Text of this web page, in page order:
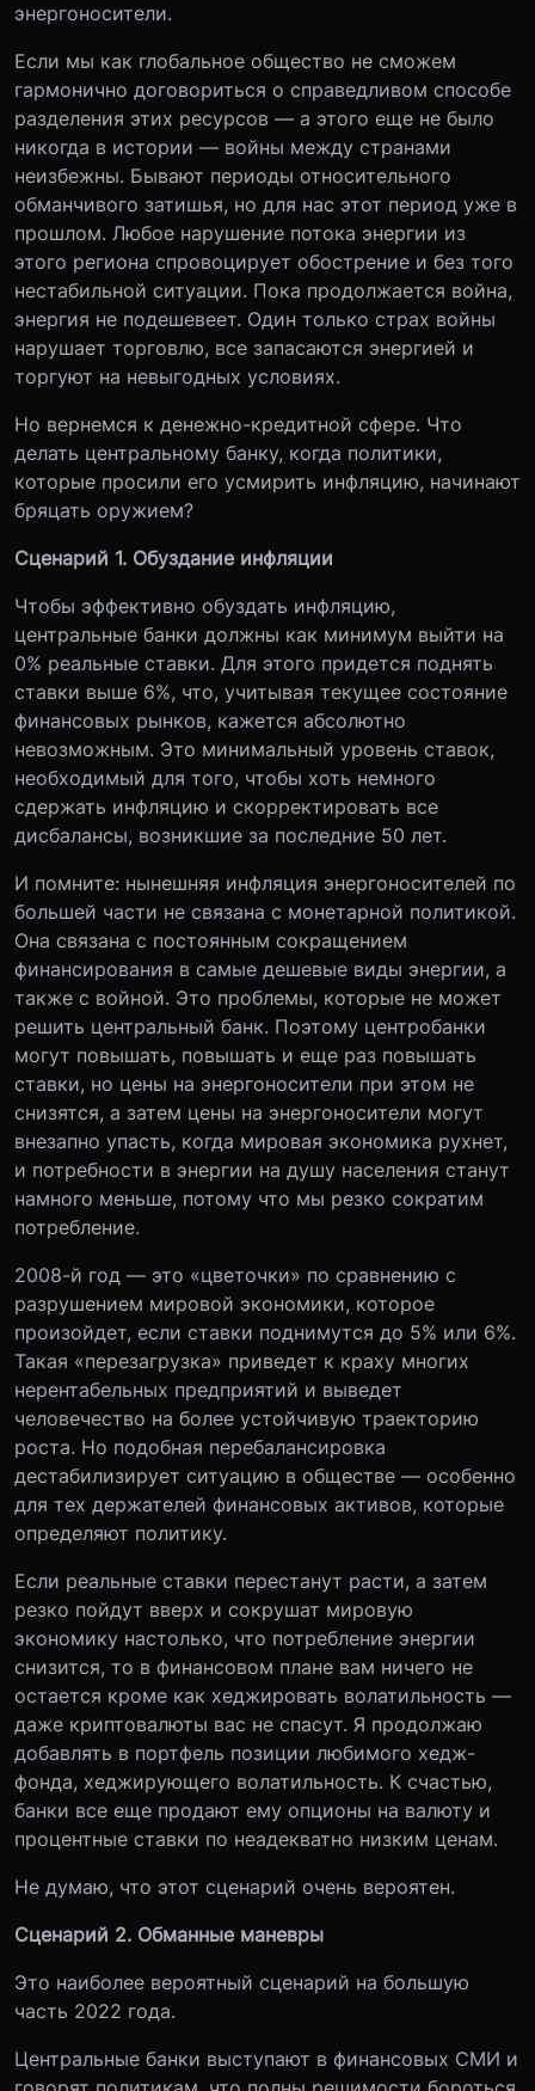
энергоносители.
Если мы как глобальное общество не сможем
гармонично договориться о справедливом способе
разделения этих ресурсов — а этого еще не было
никогда в истории — войны между странами
неизбежны. Бывают периоды относительного
обманчивого затишья, но для нас этот период уже в
прошлом. Любое нарушение потока энергии из
этого региона спровоцирует обострение и без того
нестабильной ситуации. Пока продолжается война,
энергия не подешевеет. Один только страх войны
нарушает торговлю, все запасаются энергией и
торгуют на невыгодных условиях.
Но вернемся к денежно-кредитной сфере. Что
делать центральному банку, когда политики,
которые просили его усмирить инфляцию, начинают
бряцать оружием?
Сценарий 1. Обуздание инфляции
Чтобы эффективно обуздать инфляцию,
центральные банки должны как минимум выйти на
0% реальные ставки. Для этого придется поднять
ставки выше 6%, что, учитывая текущее состояние
финансовых рынков, кажется абсолютно
невозможным. Это минимальный уровень ставок,
необходимый для того, чтобы хоть немного
сдержать инфляцию и скорректировать все
дисбалансы, возникшие за последние 50 лет.
И помните: нынешняя инфляция энергоносителей по
большей части не связана с монетарной политикой.
Она связана с постоянным сокращением
финансирования в самые дешевые виды энергии, а
также с войной. Это проблемы, которые не может
решить центральный банк. Поэтому центробанки
могут повышать, повышать и еще раз повышать
ставки, но цены на энергоносители при этом не
снизятся, а затем цены на энергоносители могут
внезапно упасть, когда мировая экономика рухнет,
и потребности в энергии на душу населения станут
намного меньше, потому что мы резко сократим
потребление.
2008-й год — это «цветочки» по сравнению с
разрушением мировой экономики, которое
произойдет, если ставки поднимутся до 5% или 6%.
Такая «перезагрузка» приведет к краху многих
нерентабельных предприятий и выведет
человечество на более устойчивую траекторию
роста. Но подобная перебалансировка
дестабилизирует ситуацию в обществе — особенно
для тех держателей финансовых активов, которые
определяют политику.
Если реальные ставки перестанут расти, а затем
резко пойдут вверх и сокрушат мировую
экономику настолько, что потребление энергии
снизится, то в финансовом плане вам ничего не
остается кроме как хеджировать волатильность —
даже криптовалюты вас не спасут. Я продолжаю
добавлять в портфель позиции любимого хедж-
фонда, хеджирующего волатильность. К счастью,
банки все еще продают ему опционы на валюту и
процентные ставки по неадекватно низким ценам.
Не думаю, что этот сценарий очень вероятен.
Сценарий 2. Обманные маневры
Это наиболее вероятный сценарий на большую
часть 2022 года.
Центральные банки выступают в финансовых СМИ и